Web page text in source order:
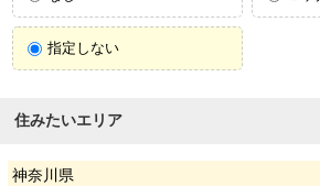
指定しない
住みたいエリア
神奈川県